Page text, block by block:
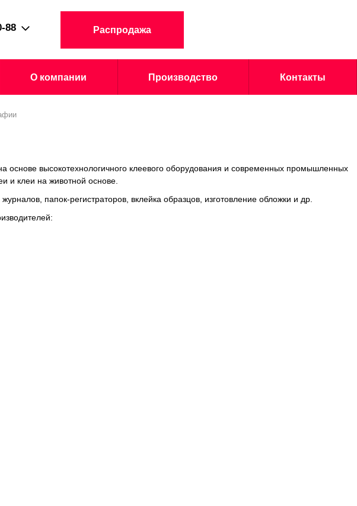
88 Распродажа
О компании Производство Контакты
высокотехнологичного клеевого оборудования и современных промышленных
и клеи на животной основе.
папок-регистраторов, вклейка образцов, изготовление обложки и др.